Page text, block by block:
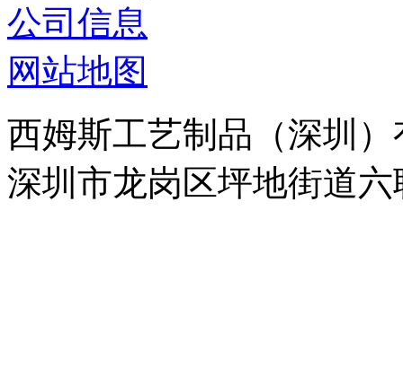
公司信息
网站地图
西姆斯工艺制品（深圳
深圳市龙岗区坪地街道